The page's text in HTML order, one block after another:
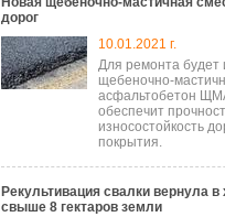
дорог
10.01.2021 г.
Для ремонта будет
щебеночно-
асфальтобетон
обеспечит
износостойкость
покрытия.
Рекультивация свалки вернула в
свыше 8 гектаров земли